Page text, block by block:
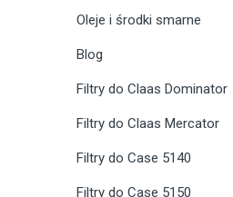
Oleje i środki smarne
Blog
Filtry do Claas Dominator
Filtry do Claas Mercator
Filtry do Case 5140
Filtry do Case 5150